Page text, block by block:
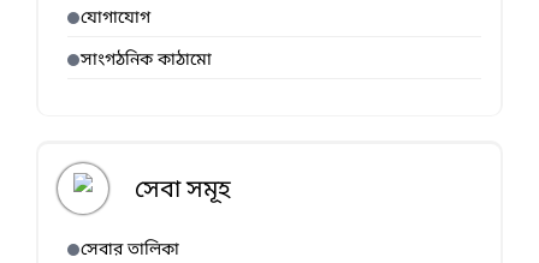
যোগাযোগ
সাংগঠনিক কাঠামো
সেবা সমূহ
সেবার তালিকা